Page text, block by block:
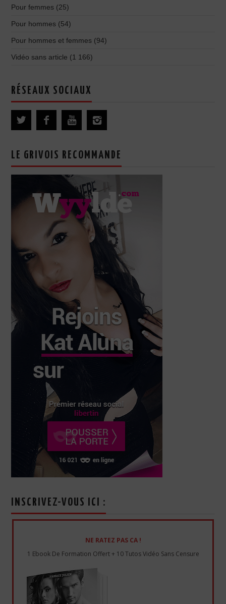
Pour femmes (25)
Pour hommes (54)
Pour hommes et femmes (94)
Vidéo sans article (1 166)
RÉSEAUX SOCIAUX
LE GRIVOIS RECOMMANDE
INSCRIVEZ-VOUS ICI :
NE RATEZ PAS CA !
1 Ebook De Formation Offert + 10 Tutos Vidéo Sans Censure